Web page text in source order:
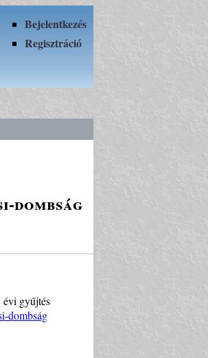
Bejelentkezés
Regisztráció
dombság
évi gyűjtés
dombság